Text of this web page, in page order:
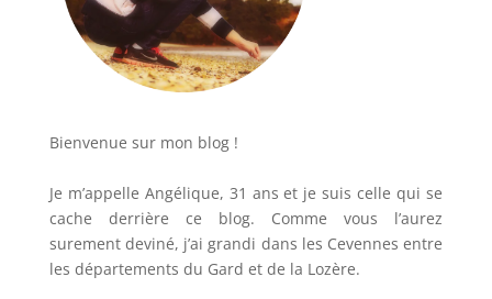
Bienvenue sur mon blog !
Je m’appelle Angélique, 31 ans et je suis celle qui se
cache derrière ce blog. Comme vous l’aurez
surement deviné, j’ai grandi dans les Cevennes entre
les départements du Gard et de la Lozère.